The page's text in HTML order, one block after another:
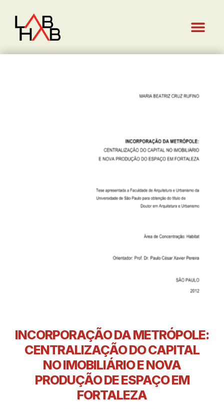
INCORPORAÇÃO DA METRÓPOLE:
CENTRALIZAÇÃO DO CAPITAL
NO IMOBILIÁRIO E NOVA
PRODUÇÃO DE ESPAÇO EM
FORTALEZA